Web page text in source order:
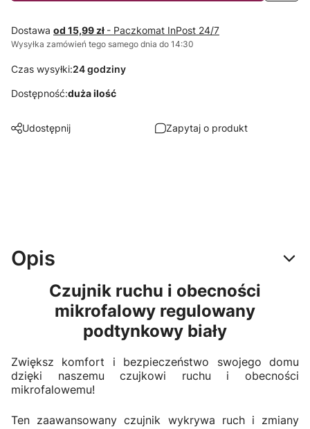
Dostawa od 15,99 zł - Paczkomat InPost 24/7
Wysyłka zamówień tego samego dnia do 14:30
Czas wysyłki:24 godziny
Dostępność:duża ilość
Udostępnij Zapytaj o produkt
Opis
Czujnik ruchu i obecności
mikrofalowy regulowany
podtynkowy biały
Zwiększ komfort i bezpieczeństwo swojego domu
dzięki naszemu czujkowi ruchu i obecności
mikrofalowemu!
Ten zaawansowany czujnik wykrywa ruch i zmiany